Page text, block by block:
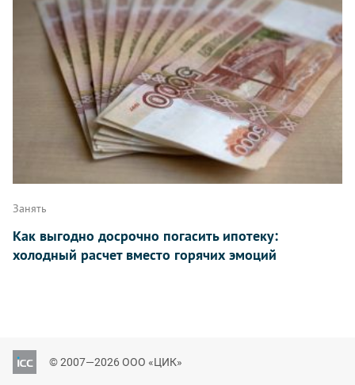
Занять
Как выгодно досрочно погасить ипотеку:
холодный расчет вместо горячих эмоций
© 2007—2026 ООО «ЦИК»